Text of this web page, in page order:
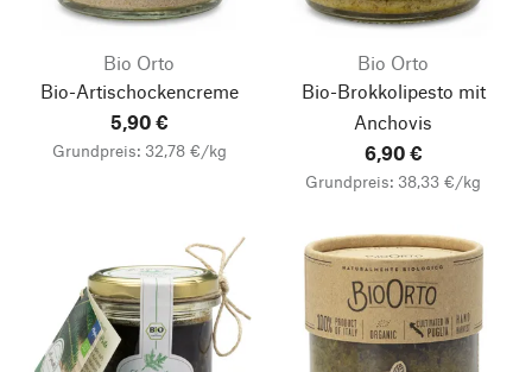
Bio Orto
Bio-Artischockencreme
5,90 €
Grundpreis: 32,78 €/kg
Bio Orto
Bio-Brokkolipesto mit
Anchovis
6,90 €
Grundpreis: 38,33 €/kg